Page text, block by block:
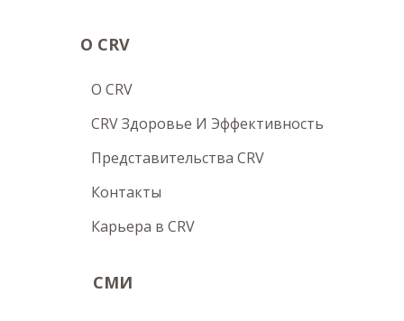
О CRV
O CRV
CRV Здоровье И Эффективность
Представительства CRV
Контакты
Карьера в CRV
СМИ